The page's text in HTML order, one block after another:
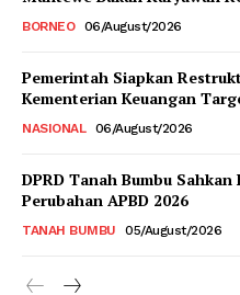
BORNEO 06/August/2026
Pemerintah Siapkan
Kementerian Keuangan
NASIONAL 06/August/2026
DPRD Tanah Bumbu Sahkan
Perubahan APBD 2026
TANAH BUMBU 05/August/2026